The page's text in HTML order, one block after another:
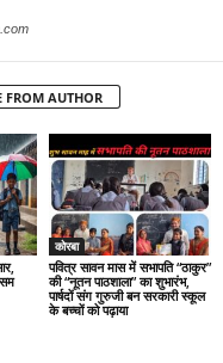
FROM AUTHOR
कोरबा
पवित्र सावन मास में सभापति “ठाकुर”
की “नूतन पाठशाला” का शुभारंभ,
पार्षदों संग गुरुजी बन सरकारी स्कूल
के बच्चों को पढ़ाया